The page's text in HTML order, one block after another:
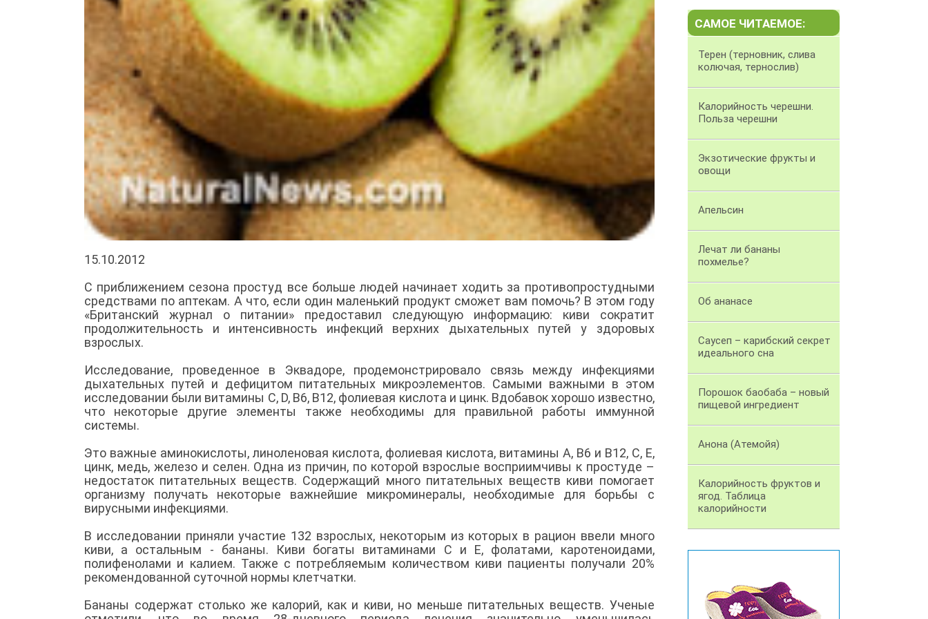
15.10.2012
С приближением сезона простуд все больше людей начинает ходить за противопростудными
средствами по аптекам. А что, если один маленький продукт сможет вам помочь? В этом году
«Британский журнал о питании» предоставил следующую информацию: киви сократит
продолжительность и интенсивность инфекций верхних дыхательных путей у здоровых
взрослых.
Исследование, проведенное в Эквадоре, продемонстрировало связь между инфекциями
дыхательных путей и дефицитом питательных микроэлементов. Самыми важными в этом
исследовании были витамины С, D, В6, В12, фолиевая кислота и цинк. Вдобавок хорошо известно,
что некоторые другие элементы также необходимы для правильной работы иммунной
системы.
Это важные аминокислоты, линоленовая кислота, фолиевая кислота, витамины А, В6 и В12, С, Е,
цинк, медь, железо и селен. Одна из причин, по которой взрослые восприимчивы к простуде –
недостаток питательных веществ. Содержащий много питательных веществ киви помогает
организму получать некоторые важнейшие микроминералы, необходимые для борьбы с
вирусными инфекциями.
В исследовании приняли участие 132 взрослых, некоторым из которых в рацион ввели много
киви, а остальным - бананы. Киви богаты витаминами С и Е, фолатами, каротеноидами,
полифенолами и калием. Также с потребляемым количеством киви пациенты получали 20%
рекомендованной суточной нормы клетчатки.
Бананы содержат столько же калорий, как и киви, но меньше питательных веществ. Ученые
САМОЕ ЧИТАЕМОЕ:
Терен (терновник, слива
колючая, тернослив)
Калорийность черешни.
Польза черешни
Экзотические фрукты и
овощи
Апельсин
Лечат ли бананы
похмелье?
Об ананасе
Саусеп – карибский секрет
идеального сна
Порошок баобаба – новый
пищевой ингредиент
Анона (Атемойя)
Калорийность фруктов и
ягод. Таблица
калорийности